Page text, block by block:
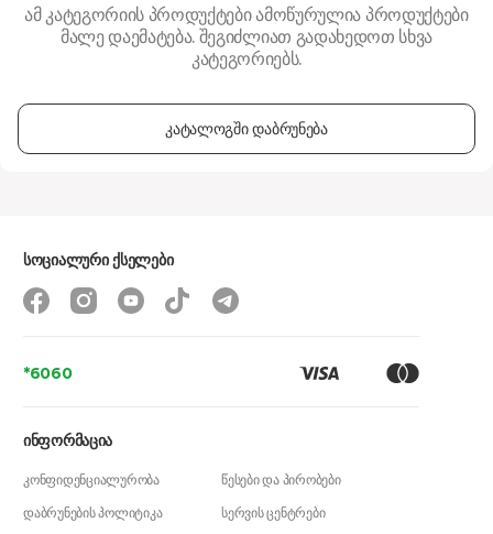
ამ კატეგორიის პროდუქტები ამოწურულია პროდუქტები
მალე დაემატება. შეგიძლიათ გადახედოთ სხვა
კატეგორიებს.
კატალოგში დაბრუნება
*6060
ინფორმაცია
კონფიდენციალურობა
წესები და პირობები
დაბრუნების პოლიტიკა
სერვის ცენტრები
სოციალური ქსელები